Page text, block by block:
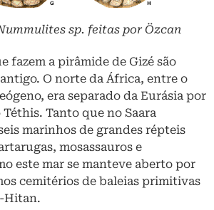
sp. feitas por Özcan
fazem a pirâmide de Gizé são
O norte da África, entre o
era separado da Eurásia por
Tanto que no Saara
marinhos de grandes répteis
mosassauros e
este mar se manteve aberto por
cemitérios de baleias primitivas
Hitan.